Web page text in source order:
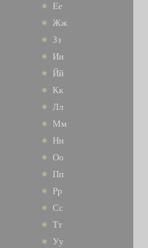
Ее
Жж
Зз
Ии
Йй
Кк
Лл
Мм
Нн
Оо
Пп
Рр
Сс
Тт
Уу